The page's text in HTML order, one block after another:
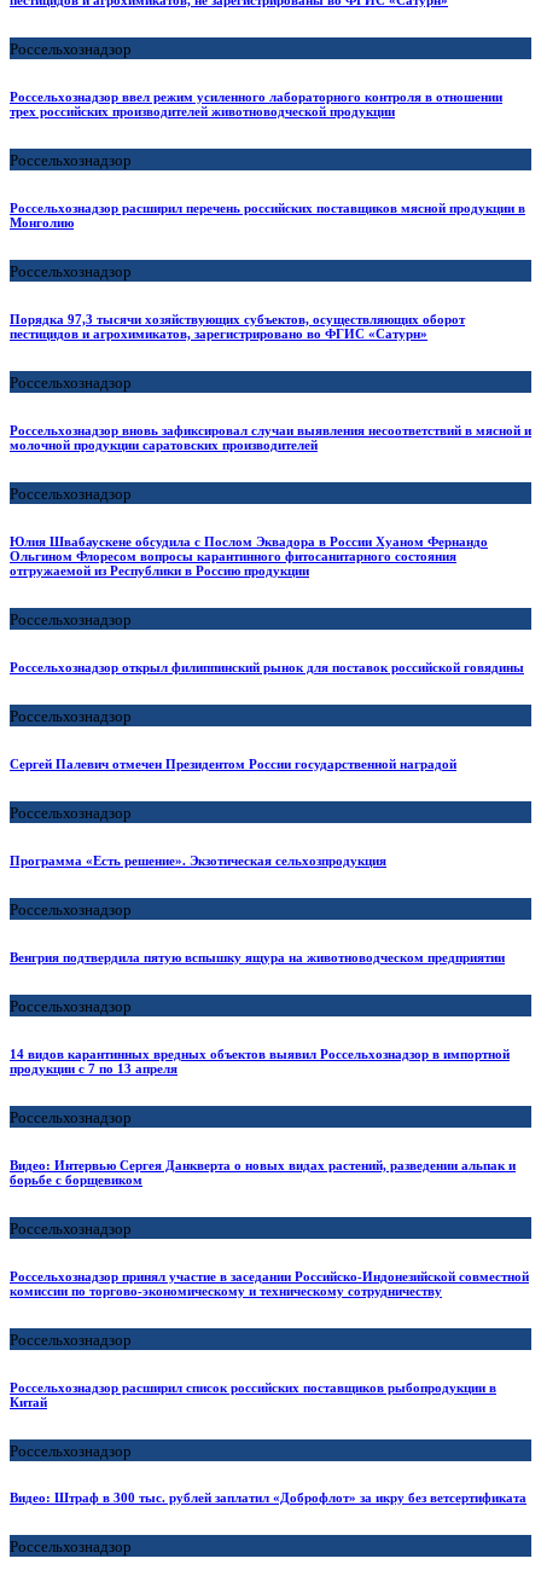
Россельхознадзор
Россельхознадзор ввел режим усиленного лабораторного контроля в отношении
трех российских производителей животноводческой продукции
Россельхознадзор
Россельхознадзор расширил перечень российских поставщиков мясной продукции в
Монголию
Россельхознадзор
Порядка 97,3 тысячи хозяйствующих субъектов, осуществляющих оборот
пестицидов и агрохимикатов, зарегистрировано во ФГИС «Сатурн»
Россельхознадзор
Россельхознадзор вновь зафиксировал случаи выявления несоответствий в мясной и
молочной продукции саратовских производителей
Россельхознадзор
Юлия Швабаускене обсудила с Послом Эквадора в России Хуаном Фернандо
Ольгином Флоресом вопросы карантинного фитосанитарного состояния
отгружаемой из Республики в Россию продукции
Россельхознадзор
Россельхознадзор открыл филиппинский рынок для поставок российской говядины
Россельхознадзор
Сергей Палевич отмечен Президентом России государственной наградой
Россельхознадзор
Программа «Есть решение». Экзотическая сельхозпродукция
Россельхознадзор
Венгрия подтвердила пятую вспышку ящура на животноводческом предприятии
Россельхознадзор
14 видов карантинных вредных объектов выявил Россельхознадзор в импортной
продукции с 7 по 13 апреля
Россельхознадзор
Видео: Интервью Сергея Данкверта о новых видах растений, разведении альпак и
борьбе с борщевиком
Россельхознадзор
Россельхознадзор принял участие в заседании Российско-Индонезийской совместной
комиссии по торгово-экономическому и техническому сотрудничеству
Россельхознадзор
Россельхознадзор расширил список российских поставщиков рыбопродукции в
Китай
Россельхознадзор
Видео: Штраф в 300 тыс. рублей заплатил «Доброфлот» за икру без ветсертификата
Россельхознадзор